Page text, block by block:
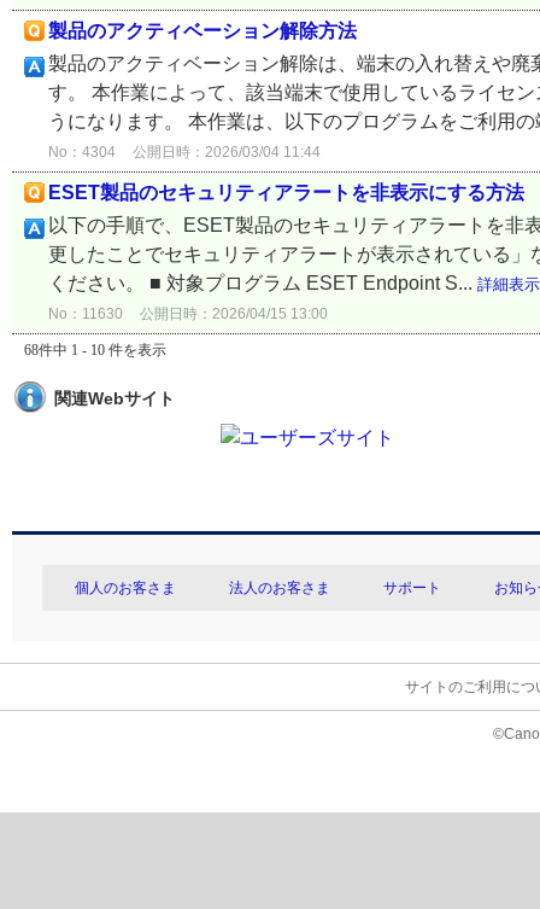
製品のアクティベーション解除方法
製品のアクティベーション解除は、端末の入れ替えや
す。 本作業によって、該当端末で使用しているライセ
うになります。 本作業は、以下のプログラムをご利用
No：4304 公開日時：2026/03/04 11:44
ESET製品のセキュリティアラートを非表示にする方法
以下の手順で、ESET製品のセキュリティアラートを
更したことでセキュリティアラートが表示されている
ください。 ■ 対象プログラム ESET Endpoint S... 詳細表示
No：11630 公開日時：2026/04/15 13:00
68件中 1 - 10 件を表示
関連Webサイト
個人のお客さま 法人のお客さま サポート お知
サイトのご利用につ